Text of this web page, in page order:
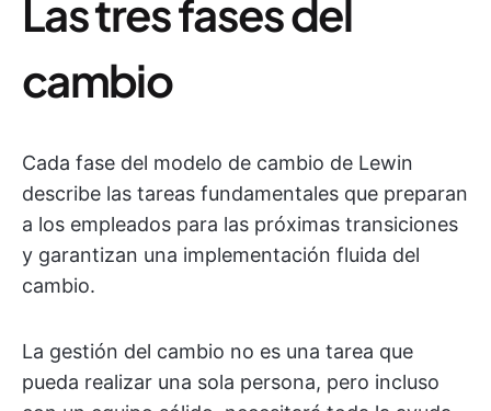
Las tres fases del
cambio
Cada fase del modelo de cambio de Lewin
describe las tareas fundamentales que preparan
a los empleados para las próximas transiciones
y garantizan una implementación fluida del
cambio.
La gestión del cambio no es una tarea que
pueda realizar una sola persona, pero incluso